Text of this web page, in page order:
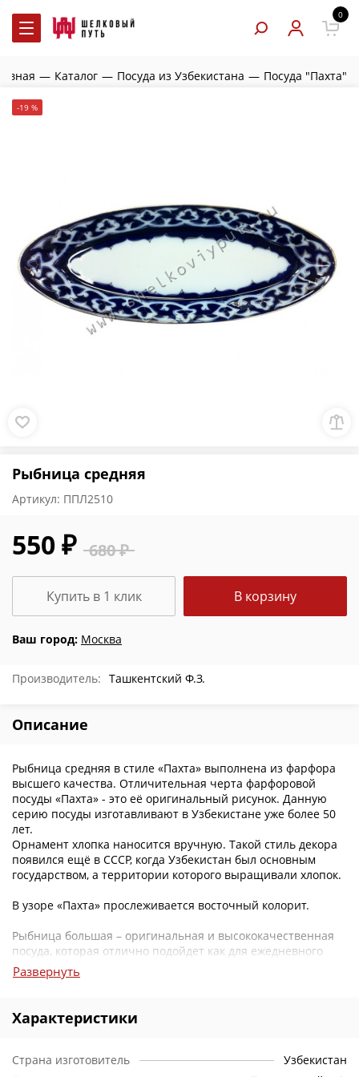
0
— Каталог — Посуда из Узбекистана — Посуда "Пахта"
-19 %
Рыбница средняя
Артикул: ППЛ2510
680 ₽
550 ₽
Ваш город: Москва
В корзину
Купить в 1 клик
Производитель: Ташкентский Ф.З.
Описание
Рыбница средняя в стиле «Пахта» выполнена из фарфора
высшего качества. Отличительная черта фарфоровой
посуды «Пахта» - это её оригинальный рисунок. Данную
серию посуды изготавливают в Узбекистане уже более 50
лет.
Орнамент хлопка наносится вручную. Такой стиль декора
появился ещё в СССР, когда Узбекистан был основным
государством, а территории которого выращивали хлопок.
В узоре «Пахта» прослеживается восточный колорит.
Рыбница большая – оригинальная и высококачественная
посуда, которая отлично подойдет как для ежедневного
применения, так и для праздников.
интернет-магазине?
сервизы, тарелки, блюда и многое другое в восточном
Развернуть
Характеристики
Страна изготовитель
Узбекистан